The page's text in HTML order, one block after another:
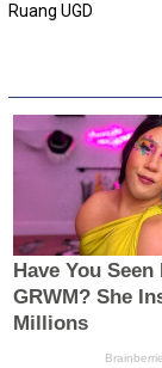
Ruang UGD